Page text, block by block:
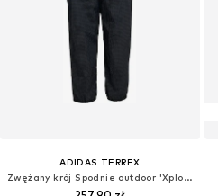
ADIDAS TERREX
Zwężany krój Spodnie outdoor 'Xploric'